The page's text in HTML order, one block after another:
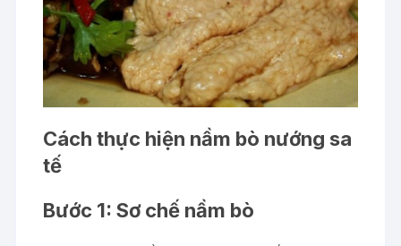
Cách thực hiện nầm bò nướng sa
tế
Bước 1: Sơ chế nầm bò